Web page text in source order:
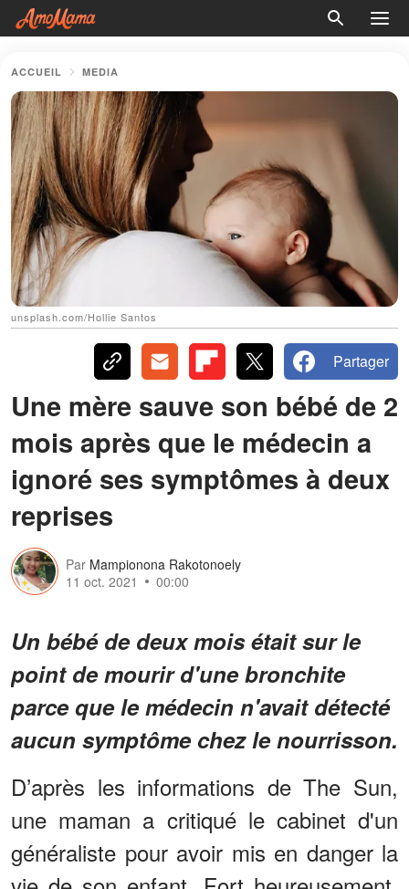
ACCUEIL MEDIA
unsplash.com/Hollie Santos
Partager
Une mère sauve son bébé de 2
mois après que le médecin a
ignoré ses symptômes à deux
reprises
Par Mampionona Rakotonoely
11 oct. 2021
00:00
Un bébé de deux mois était sur le
point de mourir d'une bronchite
parce que le médecin n'avait détecté
aucun symptôme chez le nourrisson.
D’après les informations de The Sun,
une maman a critiqué le cabinet d'un
généraliste pour avoir mis en danger la